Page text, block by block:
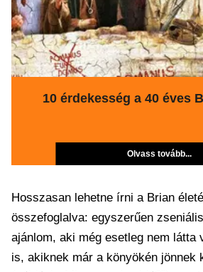
10 érdekesség a 40 éves
Olvass tovább...
Hosszasan lehetne írni a Brian
összefoglalva: egyszerűen
ajánlom, aki még esetleg nem látta
is, akiknek már a könyökén jönnek